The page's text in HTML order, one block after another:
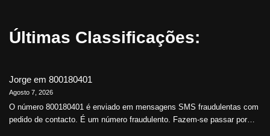
Últimas Classificações:
Jorge em 800180401
Agosto 7, 2026
O número 800180401 é enviado em mensagens SMS fraudulentas com
pedido de contacto. É um número fraudulento. Fazem-se passar por…